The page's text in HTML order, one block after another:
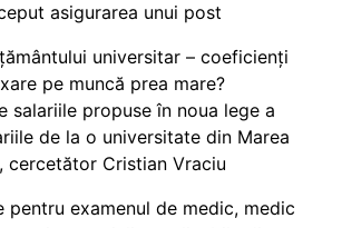
asigurarea unui post
universitar – coeficienți
pe muncă prea mare?
salariile propuse în noua lege a
de la o universitate din Marea
cercetător Cristian Vraciu
pentru examenul de medic, medic